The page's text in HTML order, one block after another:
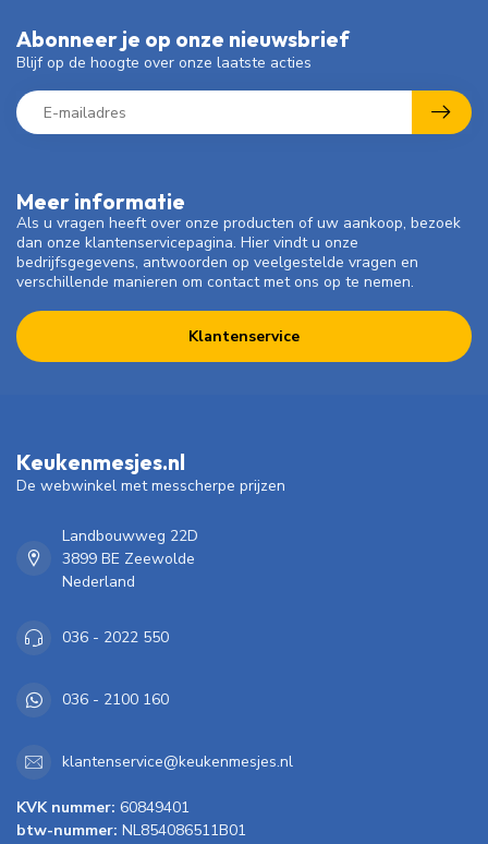
Meer informatie
Als u vragen heeft over onze producten of uw aankoop, bezoek
dan onze klantenservicepagina. Hier vindt u onze
bedrijfsgegevens, antwoorden op veelgestelde vragen en
verschillende manieren om contact met ons op te nemen.
Klantenservice
Abonneer je op onze nieuwsbrief
Blijf op de hoogte over onze laatste acties
Keukenmesjes.nl
De webwinkel met messcherpe prijzen
Landbouwweg 22D
3899 BE Zeewolde
Nederland
036 - 2022 550
036 - 2100 160
klantenservice@keukenmesjes.nl
KVK nummer: 60849401
btw-nummer: NL854086511B01